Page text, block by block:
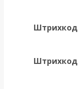
Штрихкод
Штрихкод